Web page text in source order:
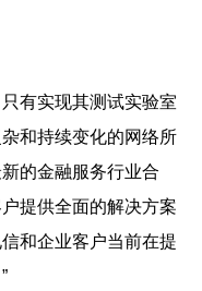
有实现其测试实验室
和持续变化的网络所
的金融服务行业合
提供全面的解决方案
和企业客户当前在提